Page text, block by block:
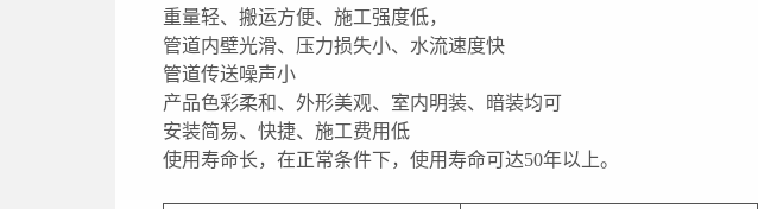
重量轻、搬运方便、施工强度低，
管道内壁光滑、压力损失小、水流速度快
管道传送噪声小
产品色彩柔和、外形美观、室内明装、暗装均可
安装简易、快捷、施工费用低
使用寿命长，在正常条件下，使用寿命可达50年以上。